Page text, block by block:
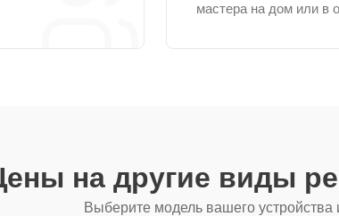
мастера на дом или в
на другие виды
Выберите модель вашего устройства